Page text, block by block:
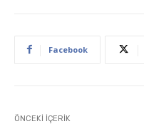
Facebook
ÖNCEKI İÇERIK